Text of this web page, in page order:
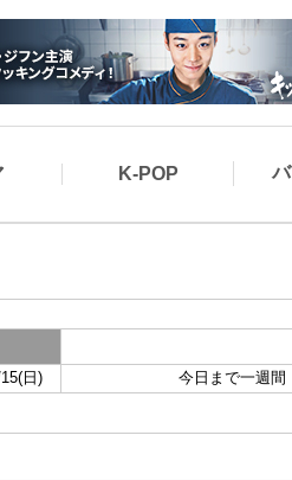
K-POP
日) 今日まで一週間